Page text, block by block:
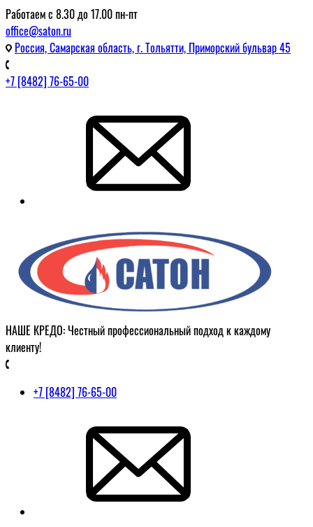
Работаем с 8.30 до 17.00 пн-пт
office@saton.ru
Россия, Самарская область, г. Тольятти, Приморский бульвар 45
+7 [8482] 76-65-00
НАШЕ КРЕДО: Честный профессиональный подход к каждому
клиенту!
+7 [8482] 76-65-00